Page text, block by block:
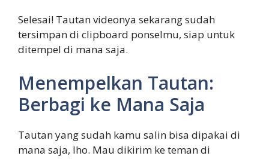
Selesai! Tautan videonya sekarang sudah
tersimpan di clipboard ponselmu, siap untuk
ditempel di mana saja.
Menempelkan Tautan:
Berbagi ke Mana Saja
Tautan yang sudah kamu salin bisa dipakai di
mana saja, lho. Mau dikirim ke teman di